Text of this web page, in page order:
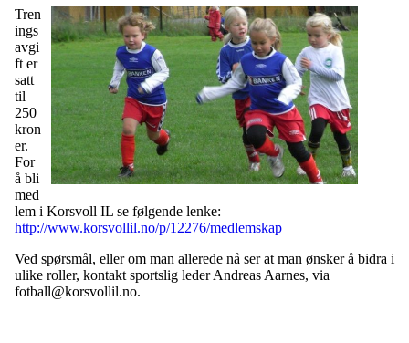
Tren
ings
avgi
ft er
satt
til
250
kron
er.
For
å bli
med
lem i Korsvoll IL se følgende lenke:
http://www.korsvollil.no/p/12276/medlemskap
Ved spørsmål, eller om man allerede nå ser at man ønsker å bidra i
ulike roller, kontakt sportslig leder Andreas Aarnes, via
fotball@korsvollil.no.